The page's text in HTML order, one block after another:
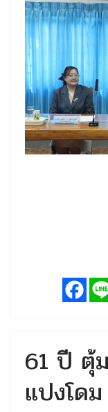
61 ปี ตุ้
แปงโดม